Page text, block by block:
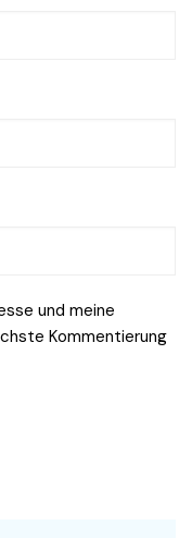
und meine
Kommentierung